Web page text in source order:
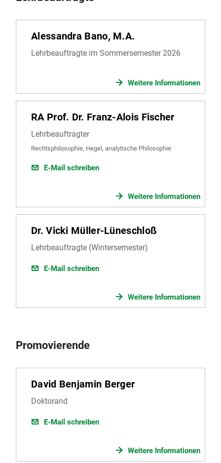
Alessandra Bano, M.A.
Lehrbeauftragte im Sommersemester 2026
Weitere Informationen
RA Prof. Dr. Franz-Alois Fischer
Lehrbeauftragter
Rechtsphilosophie, Hegel, analytische Philosophie
E-Mail schreiben
Weitere Informationen
Dr. Vicki Müller-Lüneschloß
Lehrbeauftragte (Wintersemester)
E-Mail schreiben
Weitere Informationen
Promovierende
David Benjamin Berger
Doktorand
E-Mail schreiben
Weitere Informationen